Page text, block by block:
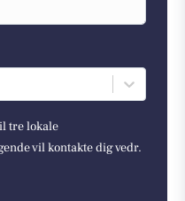
tre lokale
vil kontakte dig vedr.